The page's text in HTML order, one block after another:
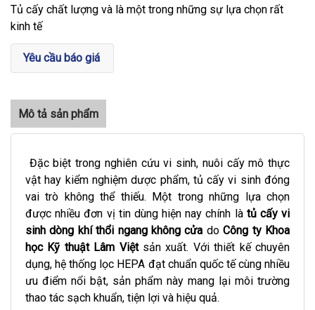
Tủ cấy chất lượng và là một trong những sự lựa chọn rất
kinh tế
Yêu cầu báo giá
Đặc biệt trong nghiên cứu vi sinh, nuôi cấy mô thực
vật hay kiểm nghiệm dược phẩm, tủ cấy vi sinh đóng
vai trò không thể thiếu. Một trong những lựa chọn
được nhiều đơn vị tin dùng hiện nay chính là tủ cấy vi
sinh dòng khí thổi ngang không cửa doCông ty Khoa
học Kỹ thuật Lâm Việtsản xuất. Với thiết kế chuyên
dụng, hệ thống lọc HEPA đạt chuẩn quốc tế cùng nhiều
ưu điểm nổi bật, sản phẩm này mang lại môi trường
thao tác sạch khuẩn, tiện lợi và hiệu quả.